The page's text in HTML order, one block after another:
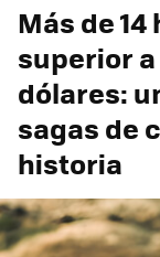
Más de
superior
dólares:
sagas de
historia